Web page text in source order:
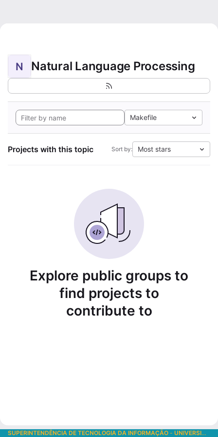
N Natural Language Processing
Makefile
Projects with this topic Sort by: Most stars
Explore public groups to
find projects to
contribute to
SUPERINTENDÊNCIA DE TECNOLOGIA DA INFORMAÇÃO - UNIVERSIDADE DE SÃO PAULO